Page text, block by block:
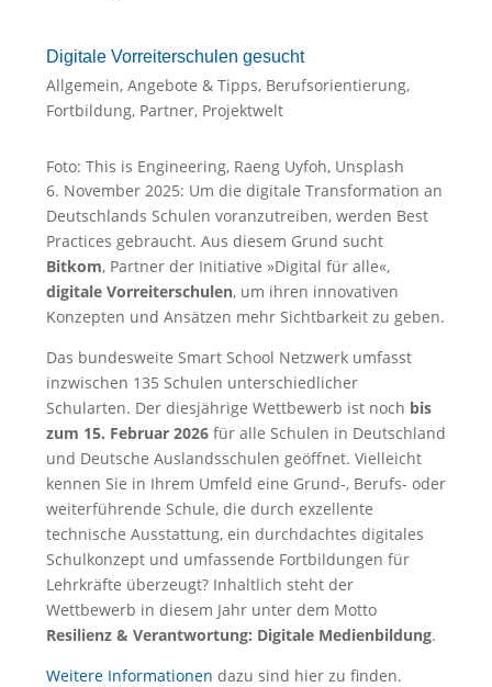
Digitale Vorreiterschulen gesucht
Allgemein, Angebote & Tipps, Berufsorientierung,
Fortbildung, Partner, Projektwelt
Foto: This is Engineering, Raeng Uyfoh, Unsplash
6. November 2025: Um die digitale Transformation an
Deutschlands Schulen voranzutreiben, werden Best
Practices gebraucht. Aus diesem Grund sucht
Bitkom, Partner der Initiative »Digital für alle«,
digitale Vorreiterschulen, um ihren innovativen
Konzepten und Ansätzen mehr Sichtbarkeit zu geben.
Das bundesweite Smart School Netzwerk umfasst
inzwischen 135 Schulen unterschiedlicher
Schularten. Der diesjährige Wettbewerb ist noch bis
zum 15. Februar 2026 für alle Schulen in Deutschland
und Deutsche Auslandsschulen geöffnet. Vielleicht
kennen Sie in Ihrem Umfeld eine Grund-, Berufs- oder
weiterführende Schule, die durch exzellente
technische Ausstattung, ein durchdachtes digitales
Schulkonzept und umfassende Fortbildungen für
Lehrkräfte überzeugt? Inhaltlich steht der
Wettbewerb in diesem Jahr unter dem Motto
Resilienz & Verantwortung: Digitale Medienbildung.
Weitere Informationen dazu sind hier zu finden.